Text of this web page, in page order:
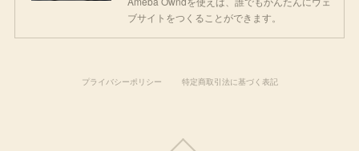
ブサイトをつくることができます。
プライバシーポリシー 特定商取引法に基づく表記